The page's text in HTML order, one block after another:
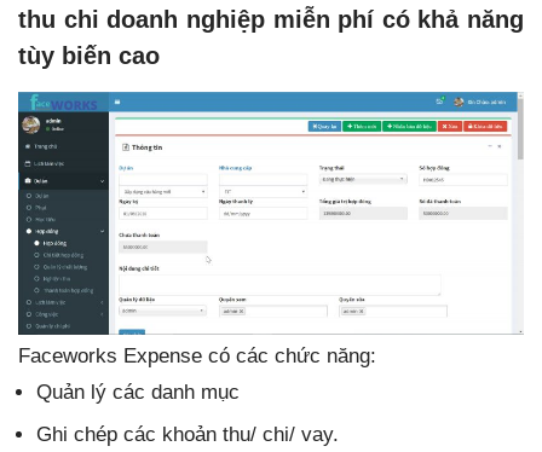
thu chi doanh nghiệp miễn phí có khả năng
tùy biến cao
Faceworks Expense có các chức năng:
Quản lý các danh mục
Ghi chép các khoản thu/ chi/ vay.